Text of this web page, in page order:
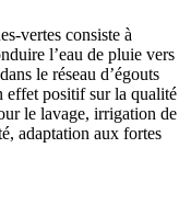
vertes consiste à
l’eau de pluie vers
le réseau d’égouts
effet positif sur la qualité
le lavage, irrigation de
adaptation aux fortes